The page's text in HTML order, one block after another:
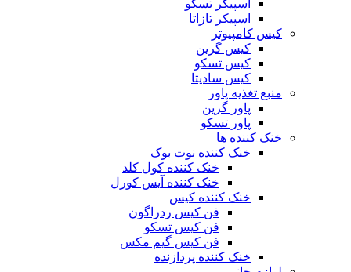
اسپیکر تسکو
اسپیکر تازاتا
کیس کامپیوتر
کیس گرین
کیس تسکو
کیس سادیتا
منبع تغذیه‌ پاور
پاور گرین
پاور تسکو
خنک کننده ها
خنک کننده نوت بوک
خنک کننده کول کلد
خنک کننده آیس کورل
خنک کننده کیس
فن کیس ردراگون
فن کیس تسکو
فن کیس گیم مکس
خنک کننده پردازنده